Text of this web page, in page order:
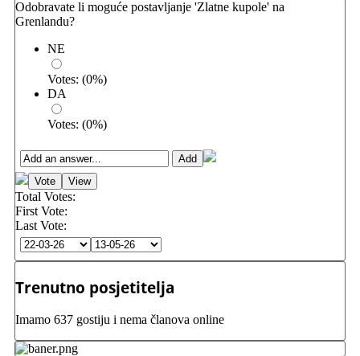
Odobravate li moguće postavljanje 'Zlatne kupole' na
Grenlandu?
NE
Votes: (0%)
DA
Votes: (0%)
Total Votes:
First Vote:
Last Vote:
Trenutno posjetitelja
Imamo 637 gostiju i nema članova online